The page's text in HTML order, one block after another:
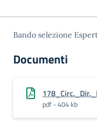
Bando selezione
Documenti
pdf - 404 kb